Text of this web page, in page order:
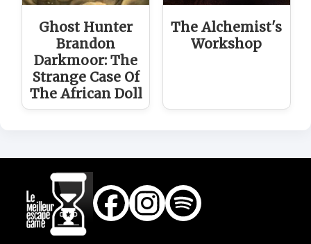
Ghost Hunter
Brandon
Darkmoor: The
Strange Case Of
The African Doll
The Alchemist's
Workshop